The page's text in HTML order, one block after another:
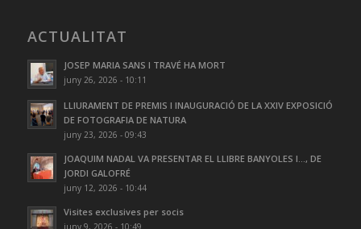
ACTUALITAT
JOSEP MARIA SANS I TRAVÉ HA MORT
juny 26, 2026 - 10:11
LLIURAMENT DE PREMIS I INAUGURACIÓ DE LA XXIV EXPOSICIÓ
DE FOTOGRAFIA DE NATURA
juny 23, 2026 - 09:43
JOAQUIM NADAL VA PRESENTAR EL LLIBRE BANYOLES I…, DE
JORDI GALOFRÉ
juny 12, 2026 - 10:44
Visites exclusives per socis
juny 9, 2026 - 10:49